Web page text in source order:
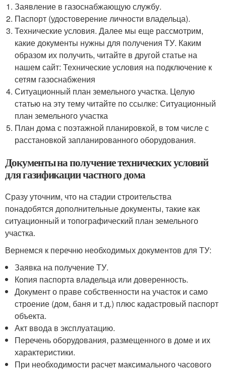
Заявление в газоснабжающую службу.
Паспорт (удостоверение личности владельца).
Технические условия. Далее мы еще рассмотрим,
какие документы нужны для получения ТУ. Каким
образом их получить, читайте в другой статье на
нашем сайт: Технические условия на подключение к
сетям газоснабжения
Ситуационный план земельного участка. Целую
статью на эту тему читайте по ссылке: Ситуационный
план земельного участка
План дома с поэтажной планировкой, в том числе с
расстановкой запланированного оборудования.
Документы на получение технических условий
для газификации частного дома
Сразу уточним, что на стадии строительства
понадобятся дополнительные документы, такие как
ситуационный и топографический план земельного
участка.
Вернемся к перечню необходимых документов для ТУ:
Заявка на получение ТУ.
Копия паспорта владельца или доверенность.
Документ о праве собственности на участок и само
строение (дом, баня и т.д.) плюс кадастровый паспорт
объекта.
Акт ввода в эксплуатацию.
Перечень оборудования, размещенного в доме и их
характеристики.
При необходимости расчет максимального часового